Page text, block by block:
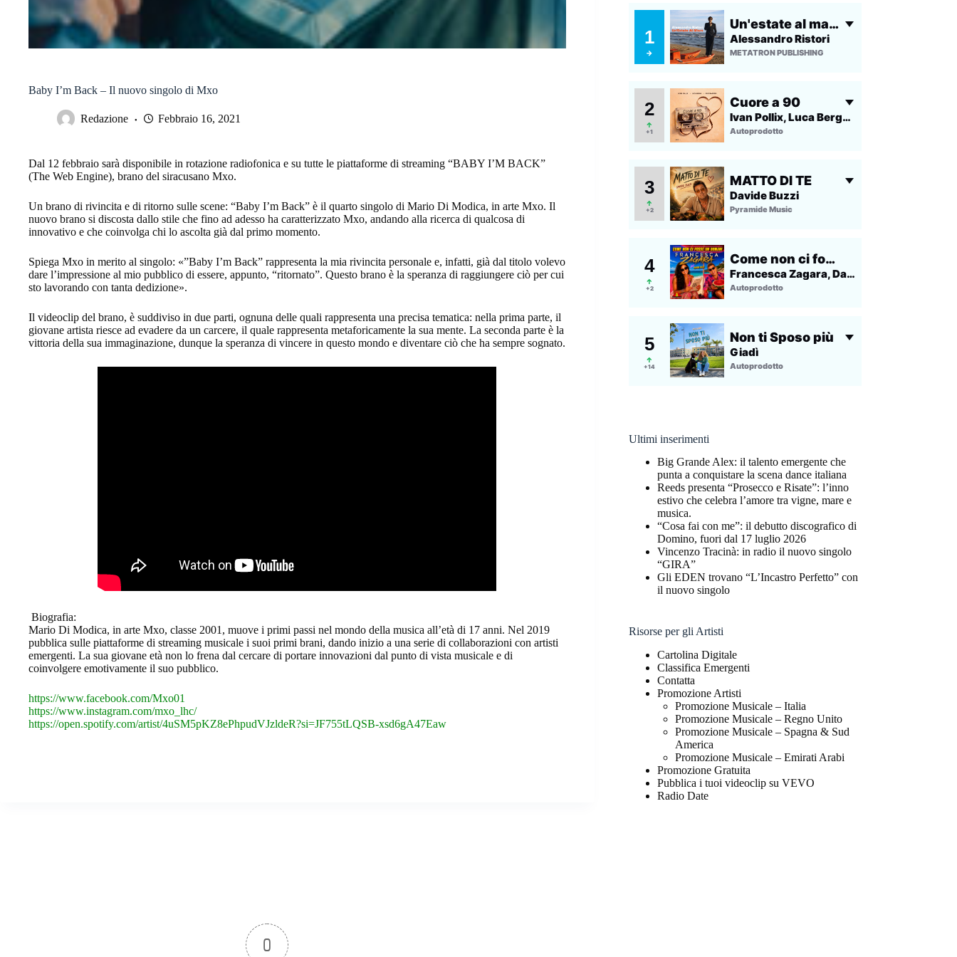
Baby I’m Back – Il nuovo singolo di Mxo
Redazione Febbraio 16, 2021
Dal 12 febbraio sarà disponibile in rotazione radiofonica e su tutte le piattaforme di streaming “BABY I’M BACK”
(The Web Engine), brano del siracusano Mxo.
Un brano di rivincita e di ritorno sulle scene: “Baby I’m Back” è il quarto singolo di Mario Di Modica, in arte Mxo. Il
nuovo brano si discosta dallo stile che fino ad adesso ha caratterizzato Mxo, andando alla ricerca di qualcosa di
innovativo e che coinvolga chi lo ascolta già dal primo momento.
Spiega Mxo in merito al singolo: «”Baby I’m Back” rappresenta la mia rivincita personale e, infatti, già dal titolo volevo
dare l’impressione al mio pubblico di essere, appunto, “ritornato”. Questo brano è la speranza di raggiungere ciò per cui
sto lavorando con tanta dedizione».
Il videoclip del brano, è suddiviso in due parti, ognuna delle quali rappresenta una precisa tematica: nella prima parte, il
giovane artista riesce ad evadere da un carcere, il quale rappresenta metaforicamente la sua mente. La seconda parte è la
vittoria della sua immaginazione, dunque la speranza di vincere in questo mondo e diventare ciò che ha sempre sognato.
Biografia:
Mario Di Modica, in arte Mxo, classe 2001, muove i primi passi nel mondo della musica all’età di 17 anni. Nel 2019
pubblica sulle piattaforme di streaming musicale i suoi primi brani, dando inizio a una serie di collaborazioni con artisti
emergenti. La sua giovane età non lo frena dal cercare di portare innovazioni dal punto di vista musicale e di
coinvolgere emotivamente il suo pubblico.
https://www.facebook.com/Mxo01
https://www.instagram.com/mxo_lhc/
https://open.spotify.com/artist/4uSM5pKZ8ePhpudVJzldeR?si=JF755tLQSB-xsd6gA47Eaw
Ultimi inserimenti
Big Grande Alex: il talento emergente che
punta a conquistare la scena dance italiana
Reeds presenta “Prosecco e Risate”: l’inno
estivo che celebra l’amore tra vigne, mare e
musica.
“Cosa fai con me”: il debutto discografico di
Domino, fuori dal 17 luglio 2026
Vincenzo Tracinà: in radio il nuovo singolo
“GIRA”
Gli EDEN trovano “L’Incastro Perfetto” con
il nuovo singolo
Risorse per gli Artisti
Cartolina Digitale
Classifica Emergenti
Contatta
Promozione Artisti
Promozione Musicale – Italia
Promozione Musicale – Regno Unito
Promozione Musicale – Spagna & Sud
America
Promozione Musicale – Emirati Arabi
Promozione Gratuita
Pubblica i tuoi videoclip su VEVO
Radio Date
0